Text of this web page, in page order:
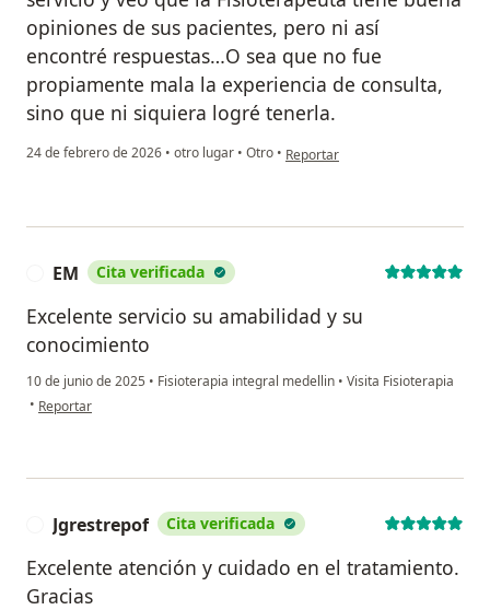
opiniones de sus pacientes, pero ni así
encontré respuestas…O sea que no fue
propiamente mala la experiencia de consulta,
sino que ni siquiera logré tenerla.
24 de febrero de 2026 • otro lugar • Otro • en opinión del usuario M.E.P.
Reportar
EM Cita verificada
Excelente servicio su amabilidad y su
conocimiento
10 de junio de 2025 • Fisioterapia integral medellin • Visita Fisioterapia
• en opinión del usuario EM
Reportar
Jgrestrepof Cita verificada
Excelente atención y cuidado en el tratamiento.
Gracias